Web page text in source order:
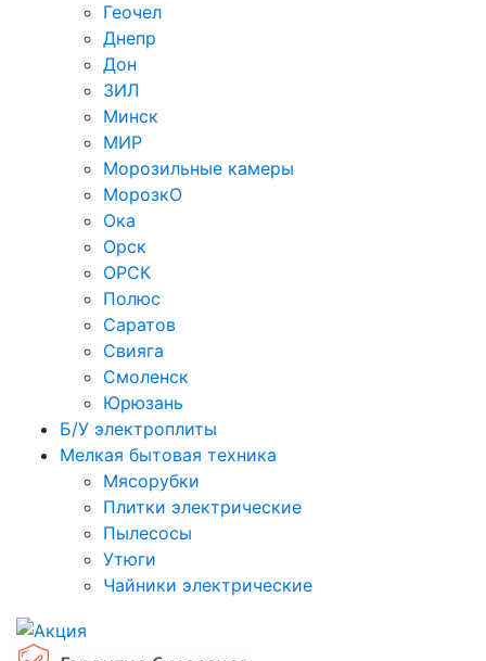
Геочел
Днепр
Дон
ЗИЛ
Минск
МИР
Морозильные камеры
МорозкО
Ока
Орск
ОРСК
Полюс
Саратов
Свияга
Смоленск
Юрюзань
Б/У электроплиты
Мелкая бытовая техника
Мясорубки
Плитки электрические
Пылесосы
Утюги
Чайники электрические